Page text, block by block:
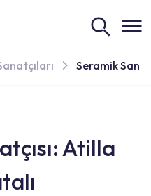
Seramik
Atilla